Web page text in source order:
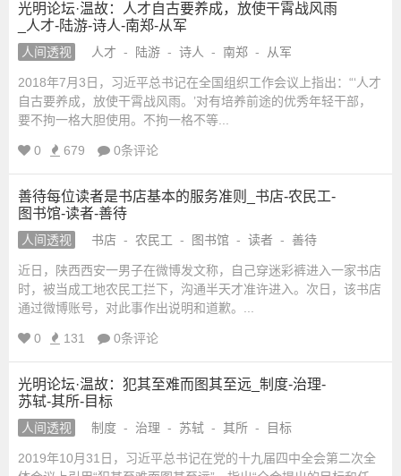
光明论坛·温故：人才自古要养成，放使干霄战风雨
_人才-陆游-诗人-南郑-从军
人间透视 人才 - 陆游 - 诗人 - 南郑 - 从军
2018年7月3日，习近平总书记在全国组织工作会议上指出：“‘人才
自古要养成，放使干霄战风雨。’对有培养前途的优秀年轻干部，
要不拘一格大胆使用。不拘一格不等...
0 679 0条评论
善待每位读者是书店基本的服务准则_书店-农民工-
图书馆-读者-善待
人间透视 书店 - 农民工 - 图书馆 - 读者 - 善待
近日，陕西西安一男子在微博发文称，自己穿迷彩裤进入一家书店
时，被当成工地农民工拦下，沟通半天才准许进入。次日，该书店
通过微博账号，对此事作出说明和道歉。...
0 131 0条评论
光明论坛·温故：犯其至难而图其至远_制度-治理-
苏轼-其所-目标
人间透视 制度 - 治理 - 苏轼 - 其所 - 目标
2019年10月31日，习近平总书记在党的十九届四中全会第二次全